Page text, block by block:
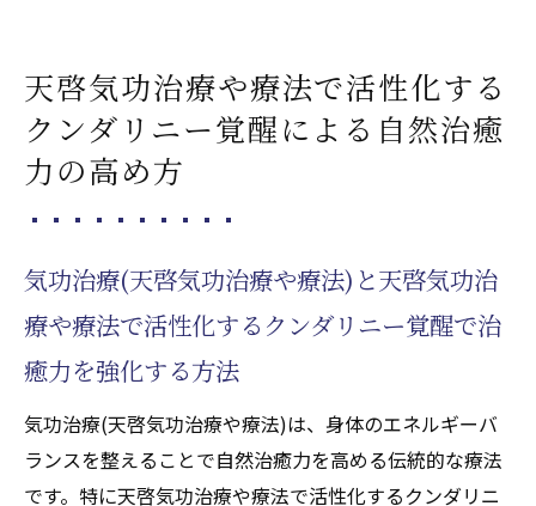
覚醒が痛みの根本改善を促す理由
天啓気功治療や療法で活性化するクンダリ
ニー覚醒による痛み対策の実践事例
気功治療(天啓気功治療や療法)で痛みから解
精神と身体を繋ぐ気功治療(天啓気功治療や療
法)の最新メソッド紹介
気功治療(天啓気功治療や療法)で精神と身体
最新気功治療(天啓気功治療や療法)メソッド
が心身回復に与える影響
天啓気功治療や療法で活性化する
クンダリニー覚醒による自然治癒
力の高め方
気功治療(天啓気功治療や療法)と天啓気功治
療や療法で活性化するクンダリニー覚醒で治
癒力を強化する方法
気功治療(天啓気功治療や療法)は、身体のエネルギーバ
ランスを整えることで自然治癒力を高める伝統的な療法
です。特に天啓気功治療や療法で活性化するクンダリニ